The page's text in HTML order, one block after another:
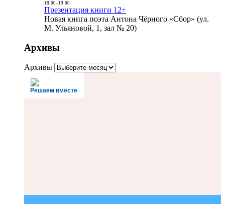
18:00- 19:00
Презентация книги 12+
Новая книга поэта Антона Чёрного «Сбор» (ул.
М. Ульяновой, 1, зал № 20)
Архивы
Архивы
Решаем вместе